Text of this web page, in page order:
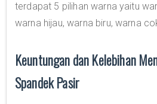
terdapat 5 pilihan warna yaitu
warna hijau, warna biru, warna
Keuntungan dan Kelebihan
Spandek Pasir